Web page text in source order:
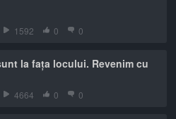
1592 0 0
la fața locului. Revenim cu
4664 0 0